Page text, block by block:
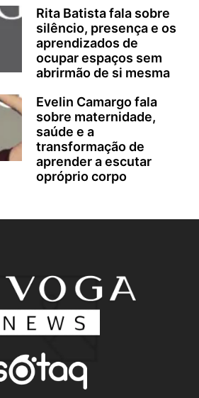
Rita Batista fala sobre
silêncio, presença e os
aprendizados de
ocupar espaços sem
abrirmão de si mesma
Evelin Camargo fala
sobre maternidade,
saúde e a
transformação de
aprender a escutar
opróprio corpo